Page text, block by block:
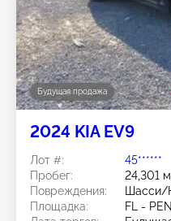
Будущая продажа
2024 KIA EV9
Лот #:
45******
Пробег:
24,301
Повреждения:
Шасси/
Площадка:
FL -